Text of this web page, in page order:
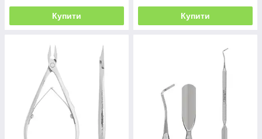
Купити Купити